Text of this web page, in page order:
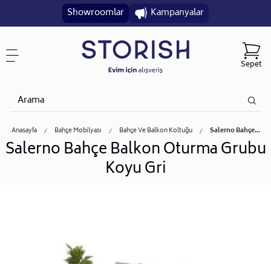
Showroomlar Kampanyalar
Sepet
Anasayfa Bahçe Mobilyası Bahçe Ve Balkon Koltuğu Salerno Bahçe...
Salerno Bahçe Balkon Oturma Grubu
Koyu Gri